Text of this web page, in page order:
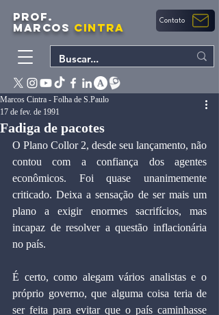
PROF.
MARCOS CINTRA Contato
Fadiga de pacotes
Marcos Cintra - Folha de S.Paulo
17 de fev. de 1991
O Plano Collor 2, desde seu lançamento, não
contou com a confiança dos agentes
econômicos. Foi quase unanimemente
criticado. Deixa a sensação de ser mais um
plano a exigir enormes sacrifícios, mas
incapaz de resolver a questão inflacionária
no país.
É certo, como alegam vários analistas e o
próprio governo, que alguma coisa teria de
ser feita para evitar que o país caminhasse